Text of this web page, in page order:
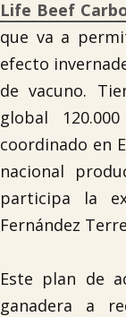
Tablón de
Lursail Market
Life Beef
que va a
efecto
de vacuno.
global
coordinado en
nacional
participa la
Fernández
Este plan de
ganadera a